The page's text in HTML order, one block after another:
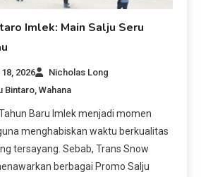
Imlek: Main Salju Seru
2026
Nicholas Long
Bintaro ,Wahana
Baru Imlek menjadi momen
menghabiskan waktu berkualitas
tersayang. Sebab, Trans Snow
berbagai Promo Salju